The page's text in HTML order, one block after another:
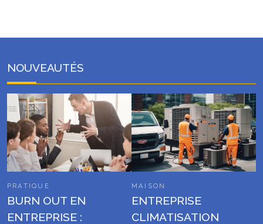
NOUVEAUTÉS
PRATIQUE
BURN OUT EN
ENTREPRISE :
MAISON
ENTREPRISE
CLIMATISATION